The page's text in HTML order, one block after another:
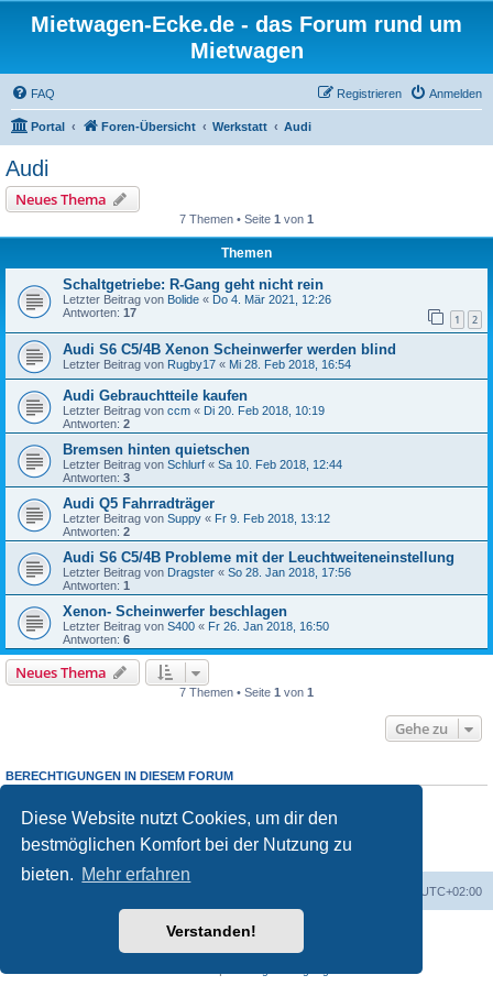
Diese Website nutzt Cookies, um dir den
bestmöglichen Komfort bei der Nutzung zu
bieten. Mehr erfahren
Verstanden!
Mietwagen-Ecke.de - das Forum rund um
Mietwagen
FAQ Anmelden
Registrieren
Portal Foren-Übersicht Werkstatt Audi
Audi
Neues Thema
7 Themen • Seite 1 von 1
Themen
Schaltgetriebe: R-Gang geht nicht rein
Letzter Beitrag von Bolide « Do 4. Mär 2021, 12:26
Antworten: 17 1 2
Audi S6 C5/4B Xenon Scheinwerfer werden blind
Letzter Beitrag von Rugby17 « Mi 28. Feb 2018, 16:54
Audi Gebrauchtteile kaufen
Letzter Beitrag von ccm « Di 20. Feb 2018, 10:19
Antworten: 2
Bremsen hinten quietschen
Letzter Beitrag von Schlurf « Sa 10. Feb 2018, 12:44
Antworten: 3
Audi Q5 Fahrradträger
Letzter Beitrag von Suppy « Fr 9. Feb 2018, 13:12
Antworten: 2
Audi S6 C5/4B Probleme mit der Leuchtweiteneinstellung
Letzter Beitrag von Dragster « So 28. Jan 2018, 17:56
Antworten: 1
Xenon- Scheinwerfer beschlagen
Letzter Beitrag von S400 « Fr 26. Jan 2018, 16:50
Antworten: 6
Neues Thema
7 Themen • Seite 1 von 1
Gehe zu
BERECHTIGUNGEN IN DIESEM FORUM
Du darfst keineAntworten zu Themen in diesem Forum erstellen.
Du darfst deine Beiträge in diesem Forumnichtändern.
Du darfst deine Beiträge in diesem Forum nicht löschen.
keine
UTC+02:00
Powered byphpBB® Forum Software © phpBB Limited
phpBB.de